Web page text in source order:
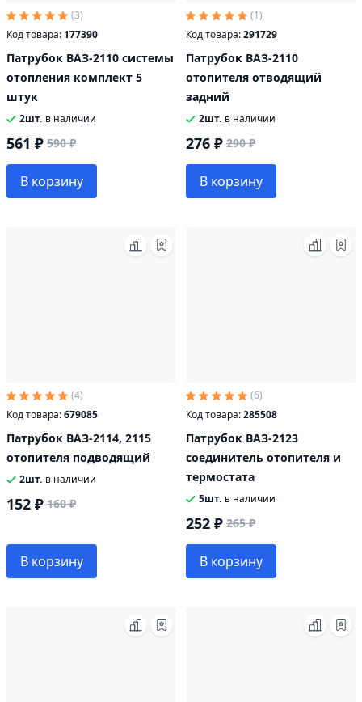
(3)
Код товара: 177390
Патрубок ВАЗ-2110 системы
отопления комплект 5
штук
2шт. в наличии
561 ₽ 590 ₽
В корзину
(1)
Код товара:291729
Патрубок ВАЗ-2110
отопителя отводящий
задний
2шт. в наличии
276 ₽ 290 ₽
В корзину
(4)
Код товара:679085
Патрубок ВАЗ-2114, 2115
отопителя подводящий
2шт. в наличии
152 ₽ 160 ₽
В корзину
(6)
Код товара:285508
Патрубок ВАЗ-2123
соединитель отопителя и
термостата
5шт. в наличии
252 ₽ 265 ₽
В корзину